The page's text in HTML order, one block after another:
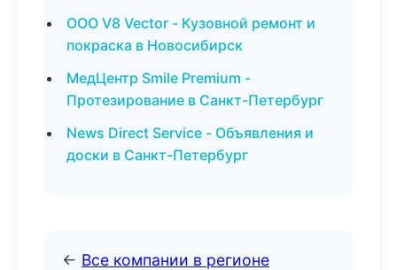
ООО V8 Vector - Кузовной ремонт и
покраска в Новосибирск
МедЦентр Smile Premium -
Протезирование в Санкт-Петербург
News Direct Service - Объявления и
доски в Санкт-Петербург
← Все компании в регионе